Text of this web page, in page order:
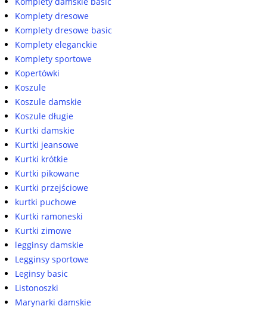
Komplety dresowe
Komplety dresowe basic
Komplety eleganckie
Komplety sportowe
Kopertówki
Koszule
Koszule damskie
Koszule długie
Kurtki damskie
Kurtki jeansowe
Kurtki krótkie
Kurtki pikowane
Kurtki przejściowe
kurtki puchowe
Kurtki ramoneski
Kurtki zimowe
legginsy damskie
Legginsy sportowe
Leginsy basic
Listonoszki
Marynarki damskie